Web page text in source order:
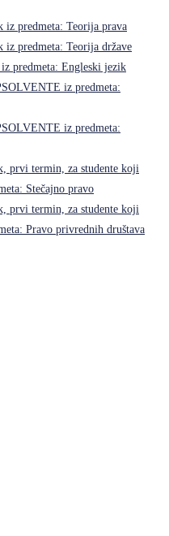
predmeta: Teorija prava
predmeta: Teorija države
predmeta: Engleski jezik
iz predmeta:
iz predmeta:
prvi termin, za studente koji
Stečajno pravo
prvi termin, za studente koji
Pravo privrednih društava